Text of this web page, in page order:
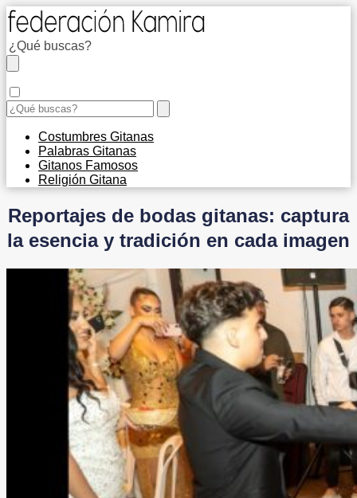
Costumbres Gitanas
Palabras Gitanas
Gitanos Famosos
Religión Gitana
Reportajes de bodas gitanas: captura
la esencia y tradición en cada imagen